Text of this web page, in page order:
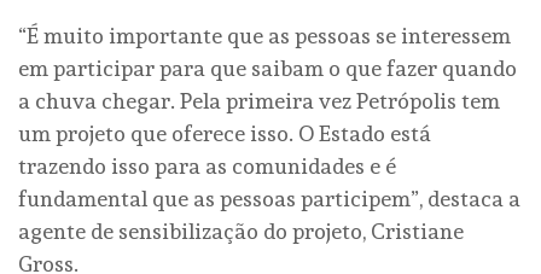
“É muito importante que as pessoas se interessem
em participar para que saibam o que fazer quando
a chuva chegar. Pela primeira vez Petrópolis tem
um projeto que oferece isso. O Estado está
trazendo isso para as comunidades e é
fundamental que as pessoas participem”, destaca a
agente de sensibilização do projeto, Cristiane
Gross.